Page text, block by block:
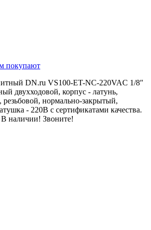
покупают
DN.ru VS100-ET-NC-220VAC 1/8″
двухходовой, корпус - латунь,
нормально-закрытый,
- 220В с сертификатами качества.
В наличии! Звоните!